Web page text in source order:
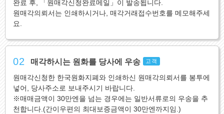
완료 후, 「원매각신청완료메일」이 발송됩니다.
원매각의뢰서는 인쇄하시거나, 매각거래접수번호를 메모해주세
요.
02 매각하시는 원화를 당사에 우송 고객
원매각신청한 한국원화지폐와 인쇄하신 원매각의뢰서를 봉투에
넣어, 당사주소로 보내주시기 바랍니다.
※매매금액이 30만엔을 넘는 경우에는 일반서류로의 우송을 추
천합니다.(간이우편의 최대보증금액이 30만엔까지임.)